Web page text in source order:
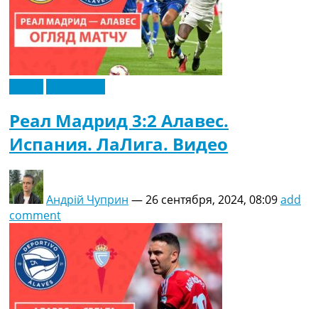
Реал Мадрид 3:2 Алавес.
Испания. ЛаЛига. Видео
Андрій Чуприн —26 сентября, 2024, 08:09add
comment